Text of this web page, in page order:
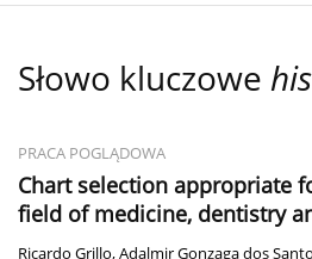
Słowo kluczowe
PRACA POGLĄDOWA
Chart selection appropriate
field of medicine, dentistry
Ricardo Grillo,Adalmir Gonzaga dos